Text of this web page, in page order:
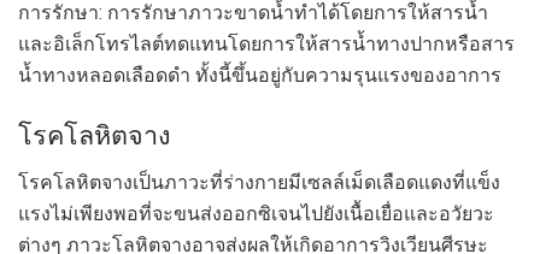
การรักษา: การรักษาภาวะขาดน้ำทำได้โดยการให้สารน้ำ
และอิเล็กโทรไลต์ทดแทนโดยการให้สารน้ำทางปากหรือสาร
น้ำทางหลอดเลือดดำ ทั้งนี้ขึ้นอยู่กับความรุนแรงของอาการ
โรคโลหิตจาง
โรคโลหิตจางเป็นภาวะที่ร่างกายมีเซลล์เม็ดเลือดแดงที่แข็ง
แรงไม่เพียงพอที่จะขนส่งออกซิเจนไปยังเนื้อเยื่อและอวัยวะ
ต่างๆ ภาวะโลหิตจางอาจส่งผลให้เกิดอาการวิงเวียนศีรษะ